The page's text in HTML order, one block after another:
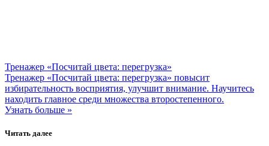
Тренажер «Посчитай цвета: перегрузка»
Тренажер «Посчитай цвета: перегрузка» повысит
избирательность восприятия, улучшит внимание. Научитесь
находить главное среди множества второстепенного.
Узнать больше »
Читать далее